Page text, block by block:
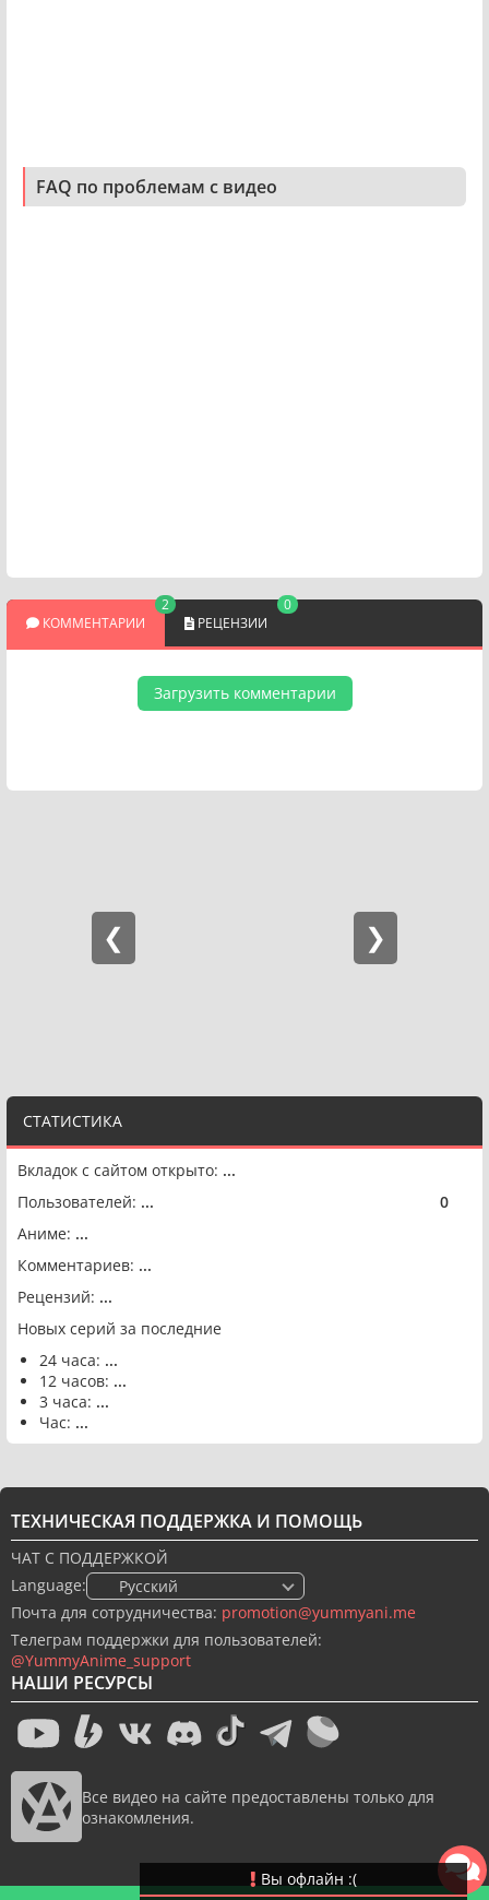
СТАТИСТИКА
Вкладок с сайтом открыто: ...
Пользователей: ... 0
Аниме: ...
Комментариев: ...
Рецензий: ...
Новых серий за последние
24 часа: ...
12 часов: ...
3 часа: ...
Час: ...
FAQ по проблемам с видео
КОММЕНТАРИИ
2
РЕЦЕНЗИИ
0
Загрузить комментарии
НАШИ РЕСУРСЫ
Все видео на сайте предоставлены только для
ознакомления.
ТЕХНИЧЕСКАЯ ПОДДЕРЖКА И ПОМОЩЬ
ЧАТ С ПОДДЕРЖКОЙ
Language:
🇷🇺 Русский
Почта для сотрудничества: promotion@yummyani.me
Телеграм поддержки для пользователей:
@YummyAnime_support
Вы офлайн :(